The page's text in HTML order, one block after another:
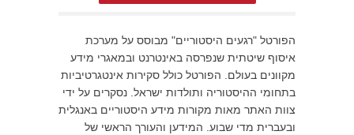
הפורטל "רגעים היסטוריים" מבוסס על מערכת
איסוף שיטתית שנפרסה באינטרנט ובמאגרי מידע
מקוונים בעולם. הפורטל כולל סקירות אינטגרטיביות
בתחומי ההיסטוריה ותולדות ישראל. נסקרים על ידי
צוות האתר מאות מקורות מידע היסטוריים באנגלית
ובעברית מדי שבוע. המידען והעורך הראשי של